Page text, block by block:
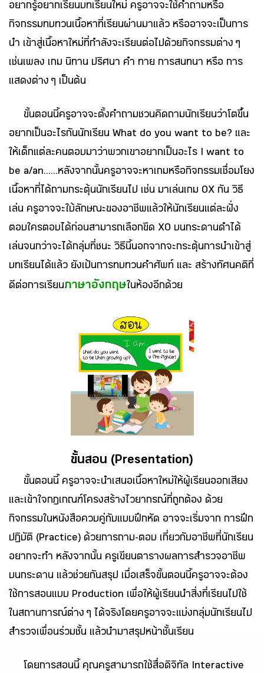
อยากรู้อยากเรียนบทเรียนใหม่ ครูอาจจะใช้คำถามหรือ
กิจกรรมทบทวนเนื้อหาที่เรียนผ่านมาแล้ว หรืออาจจะเป็นการ
นำ เข้าสู่เนื้อหาใหม่ที่กำลังจะเรียนต่อไปด้วยกิจกรรมต่าง ๆ
เช่นเพลง เกม นิทาน ปริศนา คำ ทาย การสนทนา หรือ การ
แสดงต่าง ๆ เป็นต้น
ขั้นตอนนี้ครูอาจจะตั้งคำถามชวนคิดถามนักเรียนว่าโตขึ้น
อยากเป็นอะไรกันนักเรียน What do you want to be? และ
ให้เด็กแต่ละคนตอบมาว่าพวกเขาอยากเป็นอะไร I want to
be a/an......หลังจากนั้นครูอาจจะหาเกมหรือกิจกรรมเชื่อมโยง
เนื้อหาที่ได้ถามกระตุ้นนักเรียนไป เช่น มาเล่นเกม OX กัน วิธี
เล่น ครูอาจจะใบ้ลักษณะของอาชีพแล้วให้นักเรียนแต่ละฝั่ง
ตอบใครตอบได้ก่อนสามารถเลือกขีด XO บนกระดานดำได้
เล่นจนกว่าจะได้กลุ่มที่ชนะ วิธีนี้นอกจากจะกระตุ้นการนำเข้าสู่
บทเรียนได้แล้ว ยังเป้นการทบทวนคำศัพท์ และ สร้างทัศนคติที่
ดีต่อการเรียนภาษาอังกฤษ ในห้องอีกด้วย
ขั้นสอน (Presentation)
ขั้นตอนนี้ ครูอาจจะนำเสนอเนื้อหาใหม่ให้ผู้เรียนออกเสียง
และเข้าใจกฎเกณฑ์โครงสร้างไวยากรณ์ที่ถูกต้อง ด้วย
กิจกรรมในหนังสือควบคู่กับแบบฝึกหัด อาจจะเริ่มจาก การฝึก
ปฏิบัติ (Practice) ด้วยการถาม-ตอบ เกี่ยวกับอาชีพที่นักเรียน
อยากจะทำ หลังจากนั้น ครูเขียนตารางผลการสำรวจอาชีพ
บนกระดาน แล้วช่วยกันสรุป เมื่อเสร็จขั้นตอนนี้ครูอาจจะต้อง
ใช้การสอนแบบ Production เพื่อให้ผู้เรียนนำสิ่งที่เรียนไปใช้
ในสถานการณ์ต่าง ๆ ได้จริงโดยครูอาจจะแบ่งกลุ่มนักเรียนไป
สำรวจเพื่อนร่วมชั้น แล้วนำมาสรุปหน้าชั้นเรียน
โดยการสอนนี้ คุณครูสามารถใช้สื่อดิจิทัล Interactive